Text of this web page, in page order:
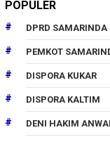
POPULER
DPRD SAMARINDA
PEMKOT
DISPORA KUKAR
DISPORA KALTIM
DENI HAKIM